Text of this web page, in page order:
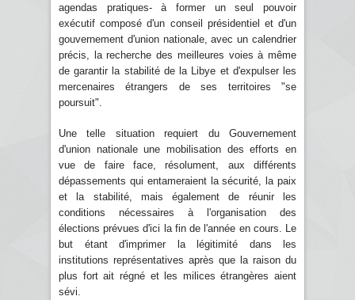
agendas pratiques- à former un seul pouvoir
exécutif composé d'un conseil présidentiel et d'un
gouvernement d'union nationale, avec un calendrier
précis, la recherche des meilleures voies à même
de garantir la stabilité de la Libye et d'expulser les
mercenaires étrangers de ses territoires "se
poursuit".
Une telle situation requiert du Gouvernement
d'union nationale une mobilisation des efforts en
vue de faire face, résolument, aux différents
dépassements qui entameraient la sécurité, la paix
et la stabilité, mais également de réunir les
conditions nécessaires à l'organisation des
élections prévues d'ici la fin de l'année en cours. Le
but étant d'imprimer la légitimité dans les
institutions représentatives après que la raison du
plus fort ait régné et les milices étrangères aient
sévi.